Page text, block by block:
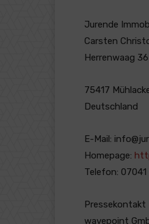
Jurende
Carsten
Herrenwaag 36
75417
Deutschland
E-Mail:
Homepage:
Telefon:
Pressekontakt
wavepoint